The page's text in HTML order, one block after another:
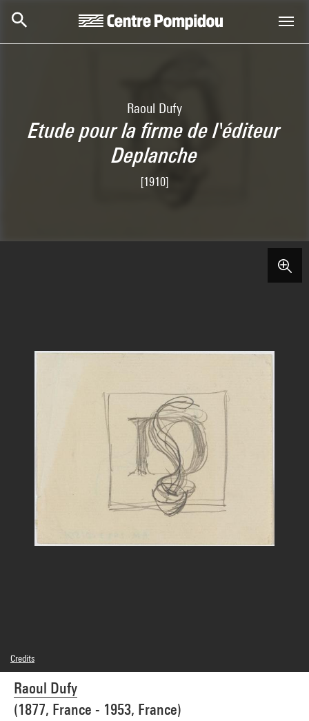
Raoul Dufy
Etude pour la firme de l'éditeur
Deplanche
[1910]
Raoul Dufy
(1877, France - 1953, France)
Credits
Caption : Recto
Domaine public
Photo credits : Centre Pompidou, MNAM-CCI/Philippe Migeat/Dist. GrandPalaisRmn
Image reference : 4N55719